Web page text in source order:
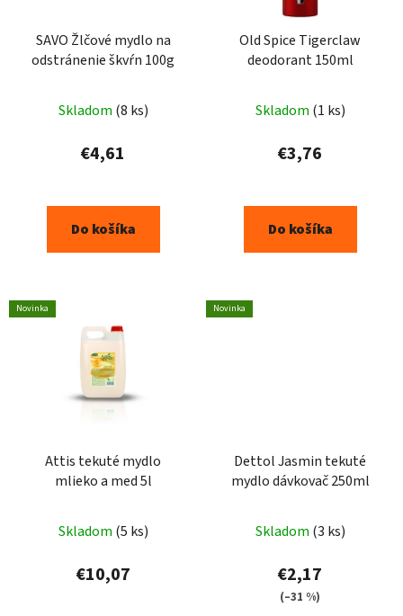
SAVO Žlčové mydlo na
odstránenie škvŕn 100g
Skladom (8 ks)
€4,61
Do košíka
Old Spice Tigerclaw
deodorant 150ml
Skladom (1 ks)
€3,76
Do košíka
Novinka
Attis tekuté mydlo
mlieko a med 5l
Skladom (5 ks)
€10,07
Novinka
Dettol Jasmin tekuté
mydlo dávkovač 250ml
Skladom (3 ks)
€2,17
(–31 %)